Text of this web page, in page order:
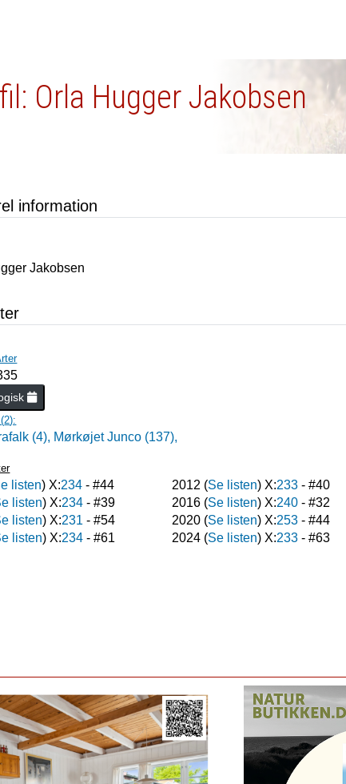
Orla Hugger Jakobsen
information
Jakobsen
2):
(4), Mørkøjet Junco (137),
listen) X:234 - #44 2012 (Se listen) X:233 - #40
listen) X:234 - #39 2016 (Se listen) X:240 - #32
listen) X:231 - #54 2020 (Se listen) X:253 - #44
listen) X:234 - #61 2024 (Se listen) X:233 - #63